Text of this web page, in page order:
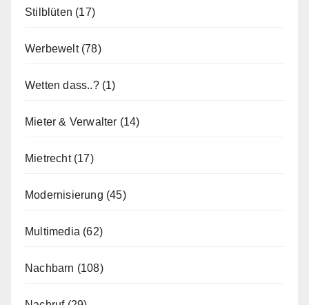
Stilblüten (17)
Werbewelt(78)
Wetten dass..?(1)
Mieter & Verwalter (14)
Mietrecht(17)
Modernisierung (45)
Multimedia (62)
Nachbarn (108)